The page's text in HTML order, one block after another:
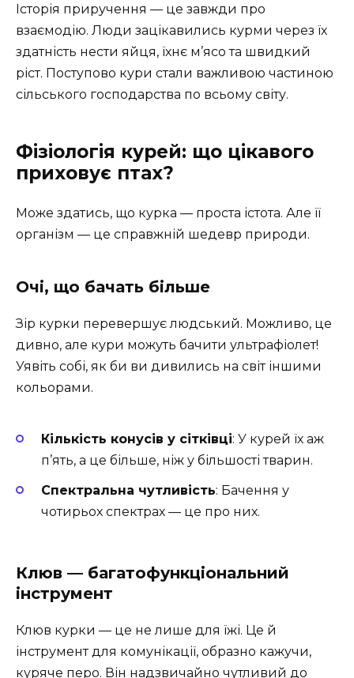
Історія приручення — це завжди про
взаємодію. Люди зацікавились курми через їх
здатність нести яйця, їхнє м’ясо та швидкий
ріст. Поступово кури стали важливою частиною
сільського господарства по всьому світу.
Фізіологія курей: що цікавого
приховує птах?
Може здатись, що курка — проста істота. Але її
організм — це справжній шедевр природи.
Очі, що бачать більше
Зір курки перевершує людський. Можливо, це
дивно, але кури можуть бачити ультрафіолет!
Уявіть собі, як би ви дивились на світ іншими
кольорами.
Кількість конусів у сітківці: У курей їх аж
п’ять, а це більше, ніж у більшості тварин.
Спектральна чутливість: Бачення у
чотирьох спектрах — це про них.
Клюв — багатофункціональний
інструмент
Клюв курки — це не лише для їжі. Це й
інструмент для комунікації, образно кажучи,
куряче перо. Він надзвичайно чутливий до